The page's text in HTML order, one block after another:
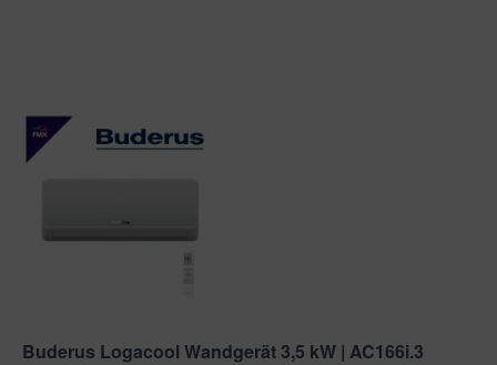
Buderus Logacool Wandgerät 3,5 kW | AC166i.3